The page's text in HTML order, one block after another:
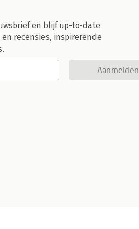
en blijf up-to-date
recensies, inspirerende
Aanmelden